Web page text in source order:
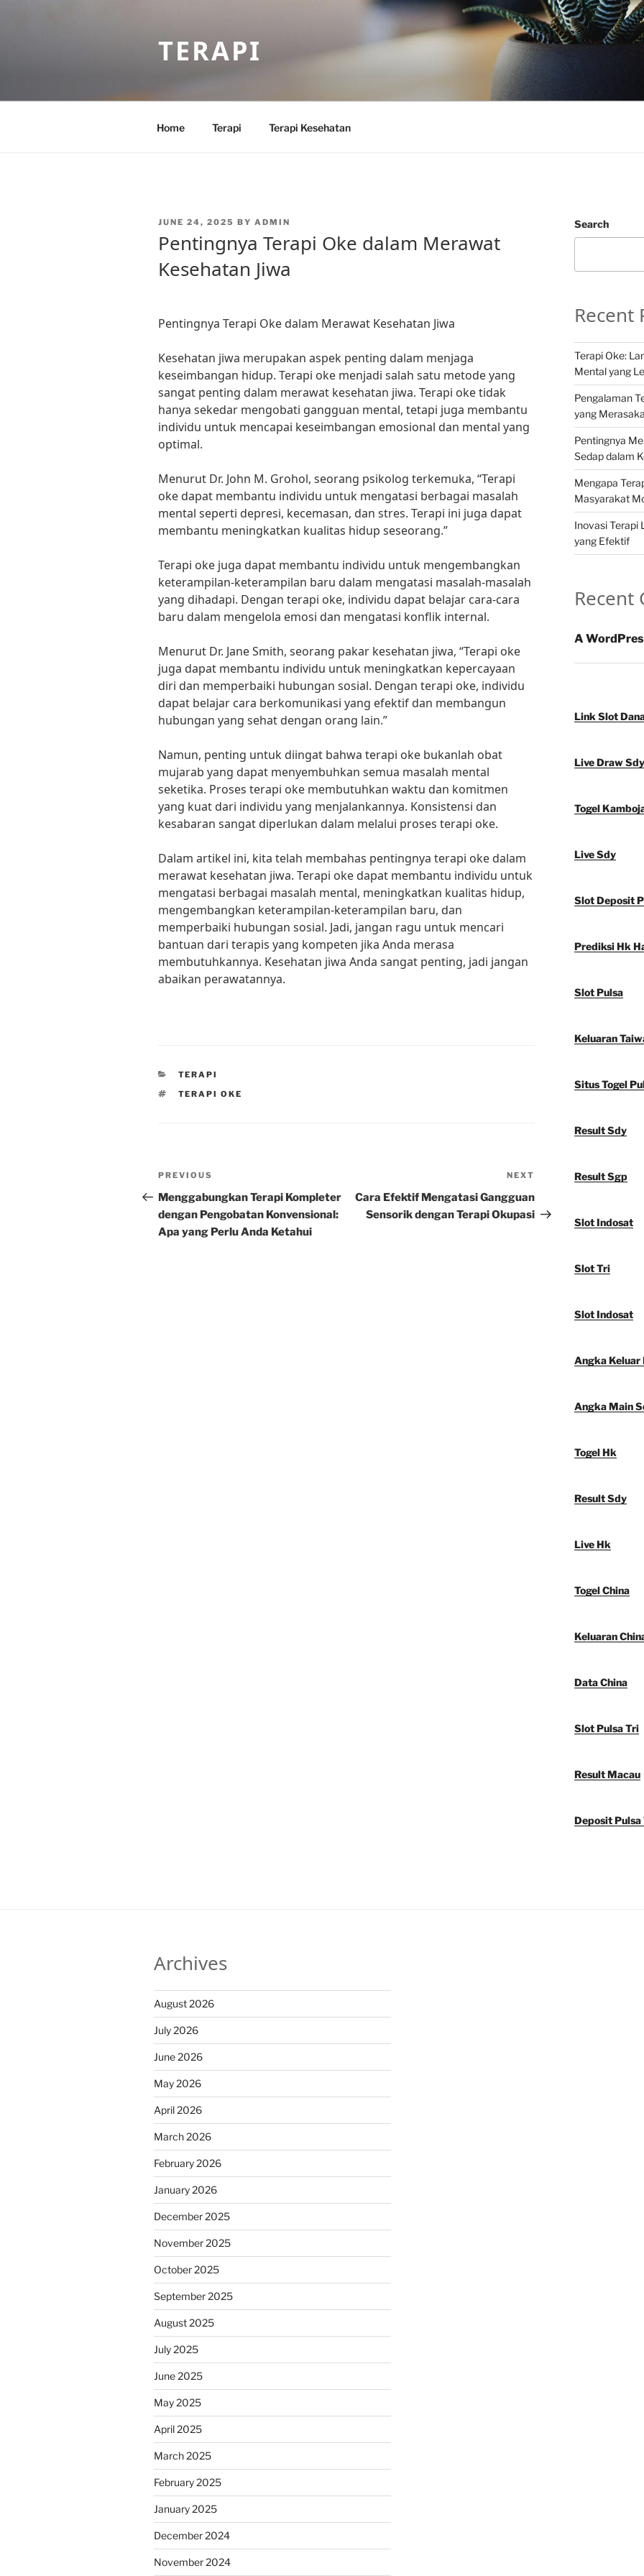
TERAPI
Home Terapi Terapi Kesehatan
POSTED
JUNE 24, 2025 BY ADMIN
Pentingnya Terapi Oke dalam Merawat
Kesehatan Jiwa
Pentingnya Terapi Oke dalam Merawat Kesehatan Jiwa
Kesehatan jiwa merupakan aspek penting dalam menjaga
keseimbangan hidup. Terapi oke menjadi salah satu metode yang
sangat penting dalam merawat kesehatan jiwa. Terapi oke tidak
hanya sekedar mengobati gangguan mental, tetapi juga membantu
individu untuk mencapai keseimbangan emosional dan mental yang
optimal.
Menurut Dr. John M. Grohol, seorang psikolog terkemuka, “Terapi
oke dapat membantu individu untuk mengatasi berbagai masalah
mental seperti depresi, kecemasan, dan stres. Terapi ini juga dapat
membantu meningkatkan kualitas hidup seseorang.”
Terapi oke juga dapat membantu individu untuk mengembangkan
keterampilan-keterampilan baru dalam mengatasi masalah-masalah
yang dihadapi. Dengan terapi oke, individu dapat belajar cara-cara
baru dalam mengelola emosi dan mengatasi konflik internal.
Menurut Dr. Jane Smith, seorang pakar kesehatan jiwa, “Terapi oke
juga dapat membantu individu untuk meningkatkan kepercayaan
diri dan memperbaiki hubungan sosial. Dengan terapi oke, individu
dapat belajar cara berkomunikasi yang efektif dan membangun
hubungan yang sehat dengan orang lain.”
Namun, penting untuk diingat bahwa terapi oke bukanlah obat
mujarab yang dapat menyembuhkan semua masalah mental
seketika. Proses terapi oke membutuhkan waktu dan komitmen
yang kuat dari individu yang menjalankannya. Konsistensi dan
kesabaran sangat diperlukan dalam melalui proses terapi oke.
Dalam artikel ini, kita telah membahas pentingnya terapi oke dalam
merawat kesehatan jiwa. Terapi oke dapat membantu individu untuk
mengatasi berbagai masalah mental, meningkatkan kualitas hidup,
mengembangkan keterampilan-keterampilan baru, dan
memperbaiki hubungan sosial. Jadi, jangan ragu untuk mencari
bantuan dari terapis yang kompeten jika Anda merasa
membutuhkannya. Kesehatan jiwa Anda sangat penting, jadi jangan
abaikan perawatannya.
CATEGORIES
TERAPI
TAGS
TERAPI OKE
Post
navigation
Previous
Post
PREVIOUS
Menggabungkan Terapi Kompleter
dengan Pengobatan Konvensional:
Apa yang Perlu Anda Ketahui
Post
NEXT
Cara Efektif Mengatasi Gangguan
Sensorik dengan Terapi Okupasi
Search
Recent
Terapi Oke:
Mental yang
Pengalaman
yang
Pentingnya
Sedap dalam
Mengapa
Masyarakat
Inovasi Terapi
yang Efektif
Recent
A
Link Slot
Live Draw Sdy
Togel
Live Sdy
Slot Deposit
Prediksi Hk
Slot Pulsa
Keluaran
Situs Togel
Result Sdy
Result Sgp
Slot Indosat
Slot Tri
Slot Indosat
Angka Keluar
Angka Main
Togel Hk
Result Sdy
Live Hk
Togel China
Keluaran
Data China
Slot Pulsa Tri
Result Macau
Deposit Pulsa
Archives
August 2026
July 2026
June 2026
May 2026
April 2026
March 2026
February 2026
January 2026
December 2025
November 2025
October 2025
September 2025
August 2025
July 2025
June 2025
May 2025
April 2025
March 2025
February 2025
January 2025
December 2024
November 2024